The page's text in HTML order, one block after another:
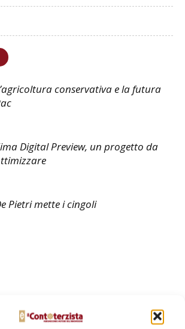
conservativa e la futura
Digital Preview, un progetto da
Pietri mette i cingoli